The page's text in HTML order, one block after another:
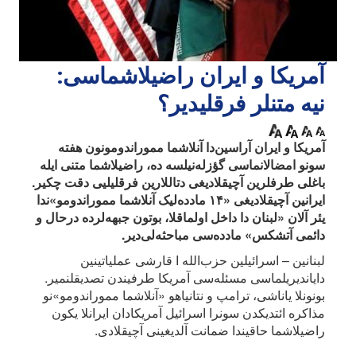
آمریکا و ایران راضیلاشماسی:
نیه متنلر فرقلیدیر؟
آمریکا و ایران آراسین‌دا آنلاشما مموراندومونون هفته
سونو امضالانماسی گؤزله‌نیلسه ده، راضیلاشما متنی ایله
باغلی طرفلرین آچیقلادیغی دتاللارین فرقلیلیی دقت چکیر.
ایرانین آچیقلادیغی «۱۴ مادده‌لیک آنلاشما مموراندومو»ندا
یئر آلان «لبنان دا داخل اولماقلا، بوتون جبهه‌لرده درحال و
دائمی آتشکس» مادده‌سی مباحثه‌لی‌دیر.
لبنانین – اسرائیلین حزب‌الله ا قارشی عملیاتینین
دایاندیریلماسی مسئله‌سی آمریکا طرفیندن تصدیقلنمیر.
بونونلا یاناشی، ترامپ و نتانیاهو «آنلاشما مموراندومو»نو
مذاکره ائتدیکدن سونرا اسرائیل آمریکادان ایرانلا یکون
راضیلاشما حاقیندا ضمانت آلدیغینی آچیقلادی.